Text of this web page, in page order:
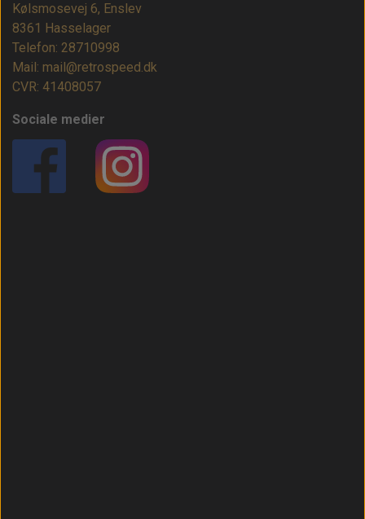
Kølsmosevej 6, Enslev
8361 Hasselager
Telefon: 28710998
Mail: mail@retrospeed.dk
CVR: 41408057
Sociale medier